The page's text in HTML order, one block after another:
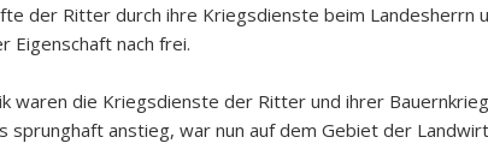
der Ritter durch ihre Kriegsdienste beim Landesherrn
Eigenschaft nach frei.
waren die Kriegsdienste der Ritter und ihrer
sprunghaft anstieg, war nun auf dem Gebiet der